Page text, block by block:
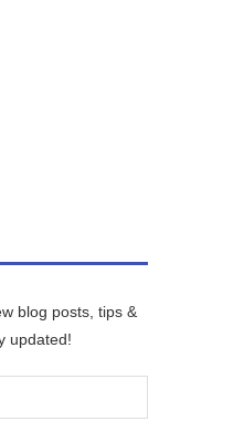
blog posts, tips &
updated!